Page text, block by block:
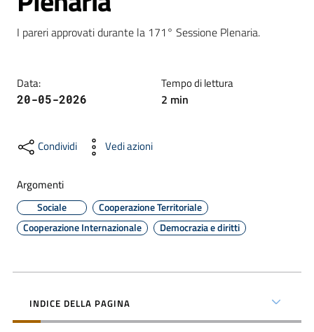
eventi
Partecipazione
I pareri approvati durante la 171° Sessione Plenaria.
Data:
20-05-2026
Tempo di lettura
2 min
Condividi Vedi azioni
Argomenti
Sociale
Cooperazione Territoriale
Cooperazione Internazionale
Democrazia e diritti
INDICE DELLA PAGINA